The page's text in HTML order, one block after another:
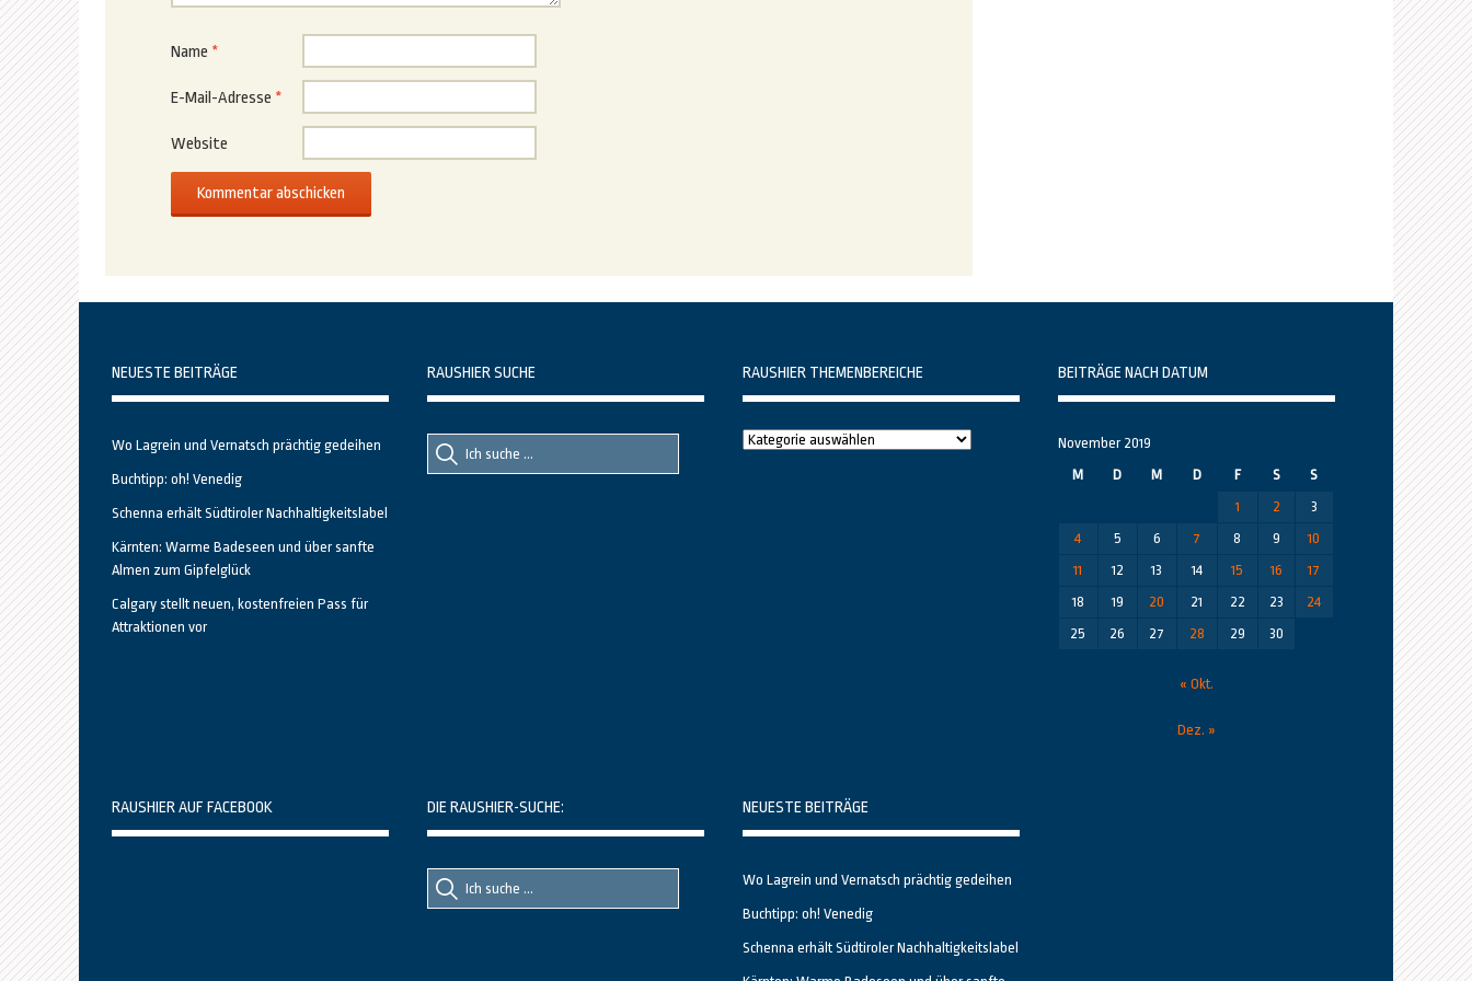
Name *
E-Mail-Adresse *
Website
NEUESTE BEITRÄGE
Wo Lagrein und Vernatsch prächtig gedeihen
Buchtipp: oh! Venedig
Schenna erhält Südtiroler Nachhaltigkeitslabel
Kärnten: Warme Badeseen und über sanfte
Almen zum Gipfelglück
Calgary stellt neuen, kostenfreien Pass für
Attraktionen vor
RAUSHIER SUCHE
Suche
nach::
Suche
nach:
RAUSHIER THEMENBEREICHE
Raushier
BEITRÄGE NACH DATUM
November 2019
M
D M D F S
S
1
2
3
4
5 6 7 8 9
10
11
12 13 14 15 16
17
18
19 20 21 22 23
24
25
26 27 28 29 30
« Okt.
Dez. »
RAUSHIER AUF FACEBOOK DIE RAUSHIER-SUCHE:
Suche
nach::
Suche
nach:
NEUESTE BEITRÄGE
Wo Lagrein und Vernatsch prächtig gedeihen
Buchtipp: oh! Venedig
Schenna erhält Südtiroler Nachhaltigkeitslabel